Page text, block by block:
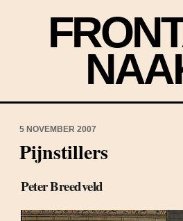
5 NOVEMBER 2007
Pijnstillers
Peter Breedveld